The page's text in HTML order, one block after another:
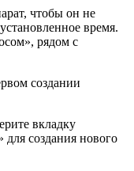
чтобы он не
время.
рядом с
создании
вкладку
для создания нового